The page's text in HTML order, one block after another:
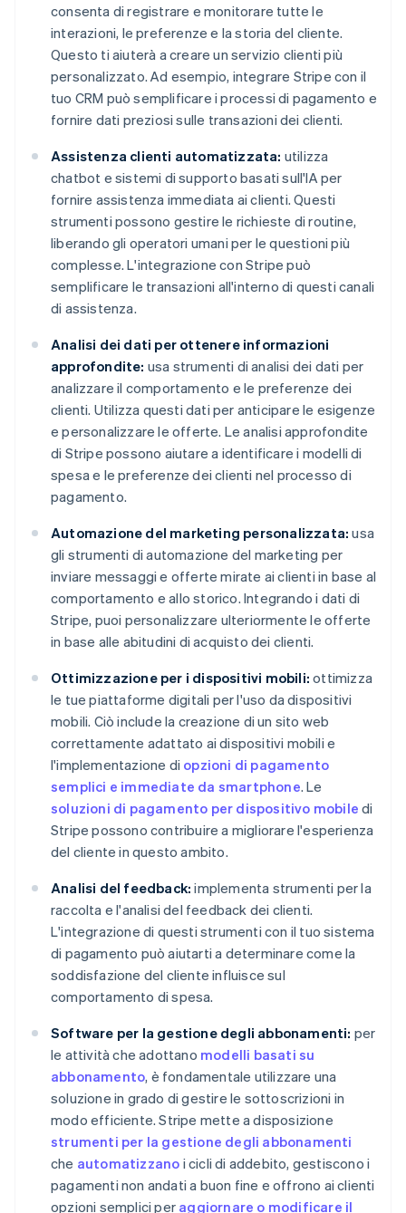
consenta di registrare e monitorare tutte le
interazioni, le preferenze e la storia del cliente.
Questo ti aiuterà a creare un servizio clienti più
personalizzato. Ad esempio, integrare Stripe con il
tuo CRM può semplificare i processi di pagamento e
fornire dati preziosi sulle transazioni dei clienti.
Assistenza clienti automatizzata: utilizza
chatbot e sistemi di supporto basati sull'IA per
fornire assistenza immediata ai clienti. Questi
strumenti possono gestire le richieste di routine,
liberando gli operatori umani per le questioni più
complesse. L'integrazione con Stripe può
semplificare le transazioni all'interno di questi canali
di assistenza.
Analisi dei dati per ottenere informazioni
approfondite: usa strumenti di analisi dei dati per
analizzare il comportamento e le preferenze dei
clienti. Utilizza questi dati per anticipare le esigenze
e personalizzare le offerte. Le analisi approfondite
di Stripe possono aiutare a identificare i modelli di
spesa e le preferenze dei clienti nel processo di
pagamento.
Automazione del marketing personalizzata: usa
gli strumenti di automazione del marketing per
inviare messaggi e offerte mirate ai clienti in base al
comportamento e allo storico. Integrando i dati di
Stripe, puoi personalizzare ulteriormente le offerte
in base alle abitudini di acquisto dei clienti.
Ottimizzazione per i dispositivi mobili: ottimizza
le tue piattaforme digitali per l'uso da dispositivi
mobili. Ciò include la creazione di un sito web
correttamente adattato ai dispositivi mobili e
l'implementazione di opzioni di pagamento
semplici e immediate da smartphone. Le
soluzioni di pagamento per dispositivo mobile di
Stripe possono contribuire a migliorare l'esperienza
del cliente in questo ambito.
Analisi del feedback: implementa strumenti per la
raccolta e l'analisi del feedback dei clienti.
L'integrazione di questi strumenti con il tuo sistema
di pagamento può aiutarti a determinare come la
soddisfazione del cliente influisce sul
comportamento di spesa.
Software per la gestione degli abbonamenti: per
le attività che adottano modelli basati su
abbonamento, è fondamentale utilizzare una
soluzione in grado di gestire le sottoscrizioni in
modo efficiente. Stripe mette a disposizione
strumenti per la gestione degli abbonamenti
che automatizzano i cicli di addebito, gestiscono i
pagamenti non andati a buon fine e offrono ai clienti
opzioni semplici per aggiornare o modificare il